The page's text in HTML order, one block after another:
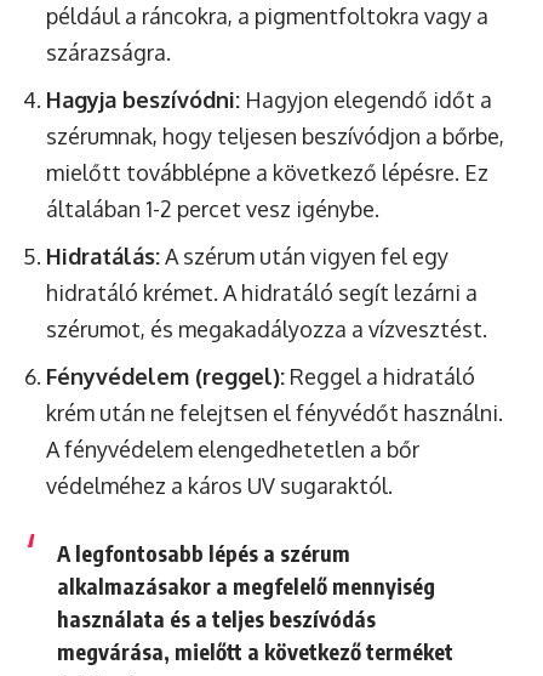
például a ráncokra, a pigmentfoltokra vagy a
szárazságra.
Hagyja beszívódni: Hagyjon elegendő időt a
szérumnak, hogy teljesen beszívódjon a bőrbe,
mielőtt továbblépne a következő lépésre. Ez
általában 1-2 percet vesz igénybe.
Hidratálás:A szérum után vigyen fel egy
hidratáló krémet. A hidratáló segít lezárni a
szérumot, és megakadályozza a vízvesztést.
Fényvédelem (reggel): Reggel a hidratáló
krém után ne felejtsen el fényvédőt használni.
A fényvédelem elengedhetetlen a bőr
védelméhez a káros UV sugaraktól.
A legfontosabb lépés a szérum
alkalmazásakor a megfelelő mennyiség
használata és a teljes beszívódás
megvárása, mielőtt a következő terméket